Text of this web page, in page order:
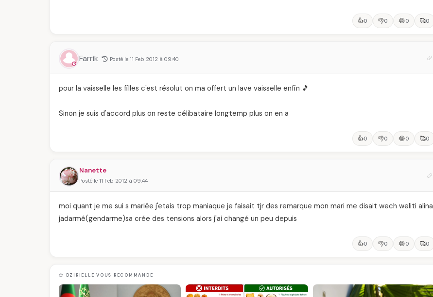
👍0 👎0 😂0 🥰0
Farrik Posté le 11 Feb 2012 à 09:40
pour la vaisselle les filles c'est résolut on ma offert un lave vaisselle enfin 🎵
Sinon je suis d'accord plus on reste célibataire longtemp plus on en a
👍0 👎0 😂0 🥰0
Nanette
Posté le 11 Feb 2012 à 09:44
moi quant je me sui s mariée j'etais trop maniaque je faisait tjr des remarque mon mari me disait wech weliti alina
jadarmé(gendarme)sa crée des tensions alors j'ai changé un peu depuis
👍0 👎0 😂0 🥰0
DZIRIELLE VOUS RECOMMANDE